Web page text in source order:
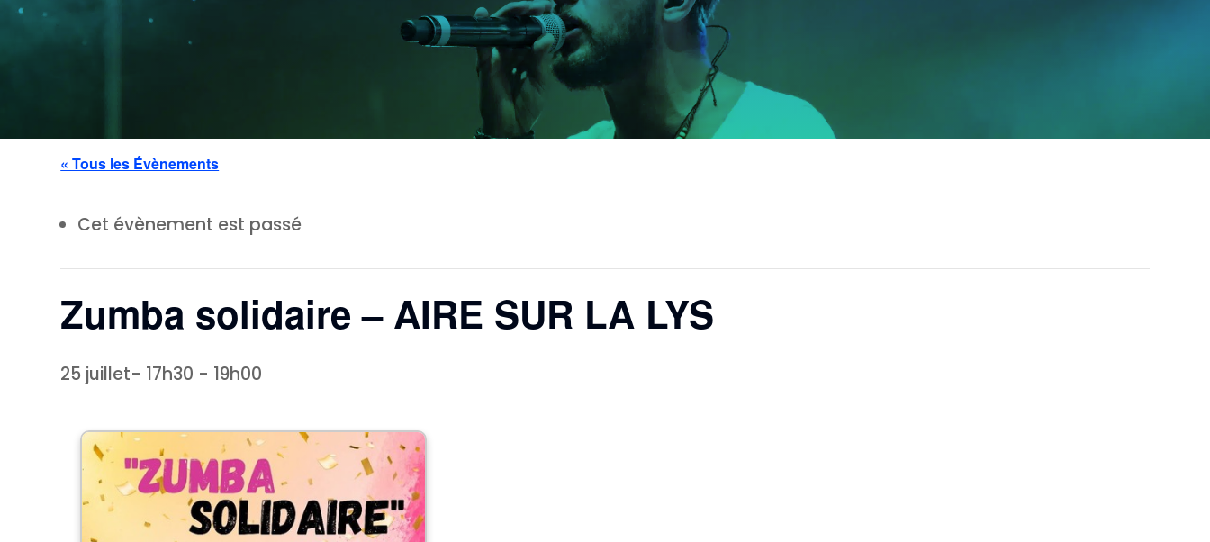
« Tous les Évènements
Cet évènement est passé
Zumba solidaire – AIRE SUR LA LYS
25 juillet- 17h30 - 19h00